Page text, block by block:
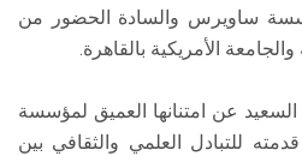
ساويرس والسادة الحضور من
الأمريكية بالقاهرة.
عن امتنانها العميق لمؤسسة
للتبادل العلمي والثقافي بين